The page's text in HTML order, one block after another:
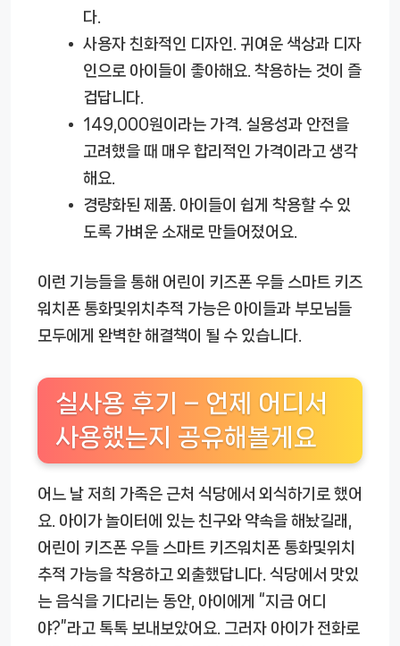
다.
사용자 친화적인 디자인.
귀여운 색상과 디자
인으로 아이들이 좋아해요. 착용하는 것이 즐
겁답니다.
149,000원이라는 가격. 실용성과 안전을
고려했을 때 매우 합리적인 가격이라고 생각
해요.
경량화된 제품. 아이들이 쉽게 착용할 수 있
도록 가벼운 소재로 만들어졌어요.
이런 기능들을 통해 어린이 키즈폰 우들 스마트 키즈
워치폰 통화및위치추적 가능은 아이들과 부모님들
모두에게 완벽한 해결책이 될 수 있습니다.
실사용 후기 – 언제 어디서
사용했는지 공유해볼게요
어느 날 저희 가족은 근처 식당에서 외식하기로 했어
요. 아이가 놀이터에 있는 친구와 약속을 해놨길래,
어린이 키즈폰 우들 스마트 키즈워치폰 통화및위치
추적 가능을 착용하고 외출했답니다. 식당에서 맛있
는 음식을 기다리는 동안, 아이에게 “지금 어디
야?”라고 톡톡 보내보았어요. 그러자 아이가 전화로